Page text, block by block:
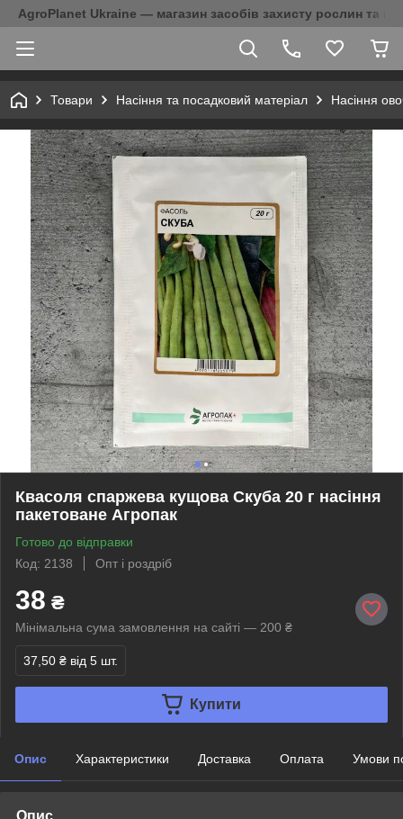
AgroPlanet Ukraine — магазин засобів захисту рослин та
Товари Насіння та посадковий матеріал Насіння
Квасоля спаржева кущова Скуба 20 г насіння
пакетоване Агропак
Готово до відправки
Код: 2138
Опт і роздріб
38 ₴
Мінімальна сума замовлення на сайті — 200 ₴
37,50 ₴ від 5 шт.
Купити
Опис Характеристики Доставка Оплата Умови
Опис